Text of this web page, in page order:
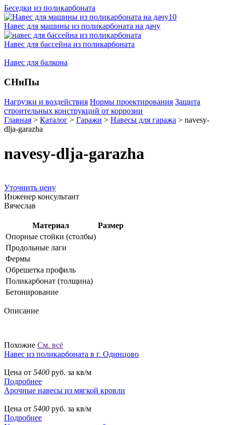
Беседки из поликарбоната
Навес для машины из поликарбоната на дачу
Навес для бассейна из поликарбоната
Навес для балкона
СНиПы
Нагрузки и воздействия Нормы проектирования Защита
строительных конструкций от коррозии
Главная > Каталог > Гаражи > Навесы для гаража > navesy-
dlja-garazha
navesy-dlja-garazha
Уточнить цену
Инженер консультант
Вячеслав
Материал
Размер
Опорные стойки (столбы)
Продольные лаги
Фермы
Обрешетка профиль
Поликарбонат (толщина)
Бетонирование
Описание
Похожие См. всё
Навес из поликарбоната в г. Одинцово
Цена от 5400 руб. за кв/м
Подробнее
Арочные навесы из мягкой кровли
Цена от 5400 руб. за кв/м
Подробнее